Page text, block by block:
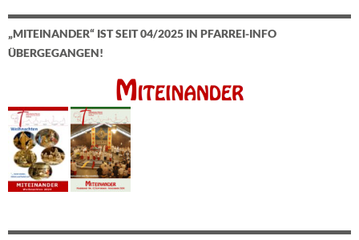
„MITEINANDER“ IST SEIT 04/2025 IN PFARREI-INFO
ÜBERGEGANGEN!